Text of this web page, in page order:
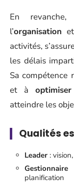
En
l’organisation
activités,
les délais
Sa compétence
et àoptimiser
atteindre les
Qualités
Leader :
Gestionnaire
planification